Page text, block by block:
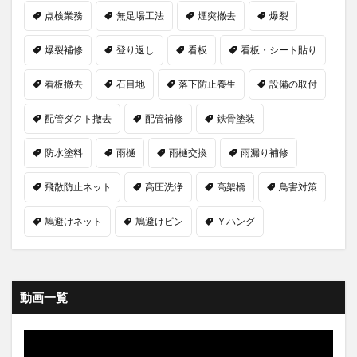
点検業務 無足場工法 煙突撤去 爆裂
爆裂補修 登り返し 看板 看板・シート貼り
看板撤去 石目地 落下防止養生 設備の取付
配管ダクト撤去 配管補修 鉄骨塗装
防水塗料 雨樋 雨樋交換 雨漏り補修
飛散防止ネット 高圧洗浄 高架橋 鳥害対策
鳩避けネット 鳩避けピン Ｙハング
動画一覧
動